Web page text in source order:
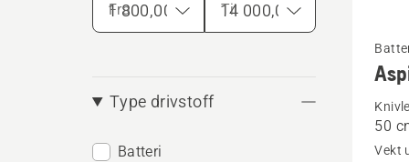
Fra Til
Type drivstoff
Batteri
flere
detaljer
om50
Vekt